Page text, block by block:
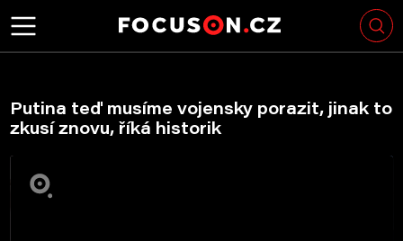
Putina teď musíme vojensky porazit, jinak to
zkusí znovu, říká historik